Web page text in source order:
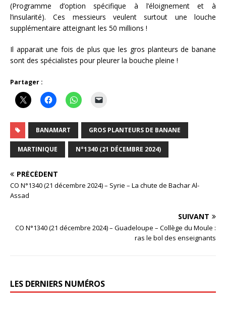
(Programme d’option spécifique à l’éloignement et à
l’insularité). Ces messieurs veulent surtout une louche
supplémentaire atteignant les 50 millions !
Il apparait une fois de plus que les gros planteurs de banane
sont des spécialistes pour pleurer la bouche pleine !
Partager :
BANAMART GROS PLANTEURS DE BANANE
MARTINIQUE N°1340 (21 DÉCEMBRE 2024)
PRÉCÉDENT
CO N°1340 (21 décembre 2024) – Syrie – La chute de Bachar Al-
Assad
SUIVANT
CO N°1340 (21 décembre 2024) – Guadeloupe – Collège du Moule :
ras le bol des enseignants
LES DERNIERS NUMÉROS